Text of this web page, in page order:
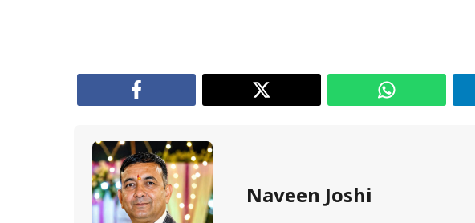
Naveen Joshi